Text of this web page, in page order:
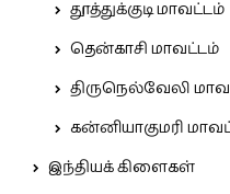
தூத்துக்குடி மாவட்டம்
தென்காசி மாவட்டம்
திருநெல்வேலி
கன்னியாகுமரி
இந்தியக் கிளைகள்